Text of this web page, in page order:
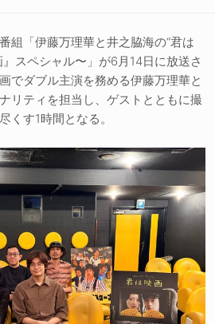
組「伊藤万理華と井之脇海の“君は
スペシャル〜」が6月14日に放送さ
でダブル主演を務める伊藤万理華と
リティを担当し、ゲストとともに撮
くす1時間となる。